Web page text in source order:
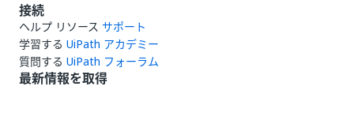
接続
ヘルプ リソース サポート
学習する UiPath アカデミー
質問する UiPath フォーラム
最新情報を取得